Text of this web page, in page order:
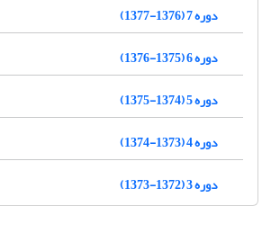
دوره 7 (1376-1377)
دوره 6 (1375-1376)
دوره 5 (1374-1375)
دوره 4 (1373-1374)
دوره 3 (1372-1373)